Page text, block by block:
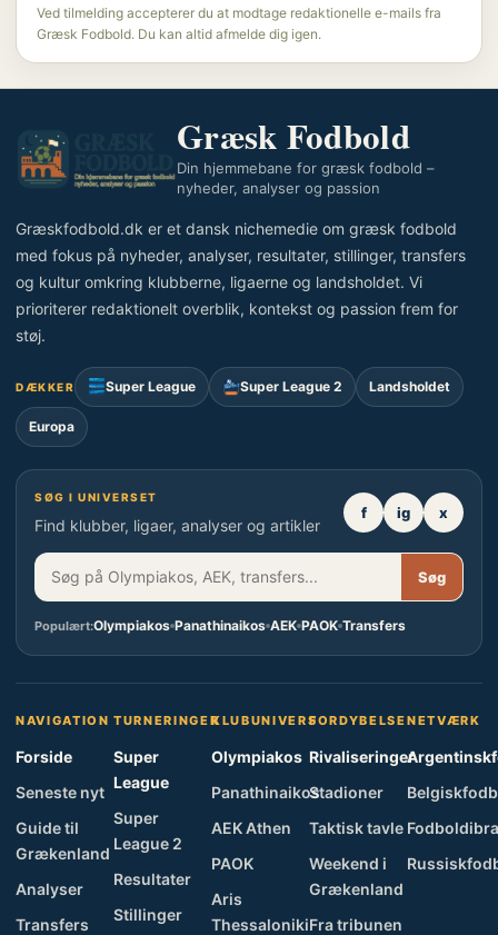
Ved tilmelding accepterer du at modtage redaktionelle e-mails fra
Græsk Fodbold. Du kan altid afmelde dig igen.
Græsk Fodbold
Din hjemmebane for græsk fodbold –
nyheder, analyser og passion
Græskfodbold.dk er et dansk nichemedie om græsk fodbold
med fokus på nyheder, analyser, resultater, stillinger, transfers
og kultur omkring klubberne, ligaerne og landsholdet. Vi
prioriterer redaktionelt overblik, kontekst og passion frem for
støj.
DÆKKER Super League Super League 2 Landsholdet
Europa
SØG I UNIVERSET
Find klubber, ligaer, analyser og artikler
f ig x
Søg
Populært:Olympiakos Panathinaikos AEK PAOK Transfers
NAVIGATION
Forside
Seneste nyt
Guide til
Grækenland
Analyser
Transfers
TURNERINGER
Super
League
Super
League 2
Resultater
Stillinger
KLUBUNIVERS
Olympiakos
Panathinaikos
AEK Athen
PAOK
Aris
Thessaloniki
FORDYBELSE
Rivaliseringer
Stadioner
Taktisk tavle
Weekend i
Grækenland
Fra tribunen
NETVÆRK